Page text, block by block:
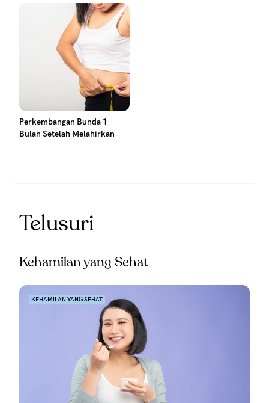
Perkembangan Bunda 1
Bulan Setelah Melahirkan
Telusuri
Kehamilan yang Sehat
KEHAMILAN YANG SEHAT